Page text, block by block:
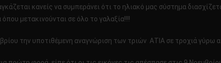
κανείς να συμπεράνει ότι το ηλιακό μας σύστημα
μετακινούνται σε όλο το γαλαξία!!!!
την υποτιθέμενη αναγνώριση των τριών ΑΤΙΑ σε τροχιά γύρω